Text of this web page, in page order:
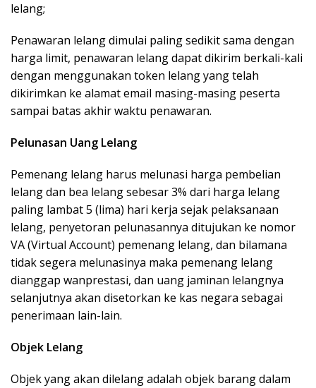
lelang;
Penawaran lelang dimulai paling sedikit sama dengan
harga limit, penawaran lelang dapat dikirim berkali-kali
dengan menggunakan token lelang yang telah
dikirimkan ke alamat email masing-masing peserta
sampai batas akhir waktu penawaran.
Pelunasan Uang Lelang
Pemenang lelang harus melunasi harga pembelian
lelang dan bea lelang sebesar 3% dari harga lelang
paling lambat 5 (lima) hari kerja sejak pelaksanaan
lelang, penyetoran pelunasannya ditujukan ke nomor
VA (Virtual Account) pemenang lelang, dan bilamana
tidak segera melunasinya maka pemenang lelang
dianggap wanprestasi, dan uang jaminan lelangnya
selanjutnya akan disetorkan ke kas negara sebagai
penerimaan lain-lain.
Objek Lelang
Objek yang akan dilelang adalah objek barang dalam